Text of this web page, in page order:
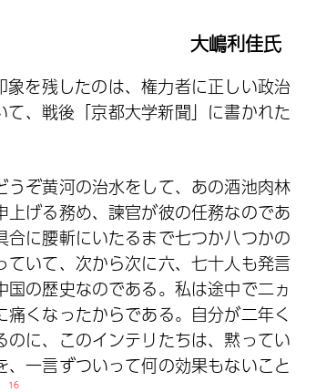
大嶋利佳氏
を残したのは、権力者に正しい政治
、戦後「京都大学新聞」に書かれた
うぞ黄河の治水をして、あの酒池肉林
げる務め、諫官が彼の任務なのであ
に腰斬にいたるまで七つか八つかの
いて、次から次に六、七十人も発言
の歴史なのである。私は途中で二ヵ
くなったからである。自分が二年く
に、このインテリたちは、黙ってい
一言ずついって何の効果もないこと
16